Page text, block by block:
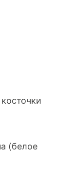
(белое